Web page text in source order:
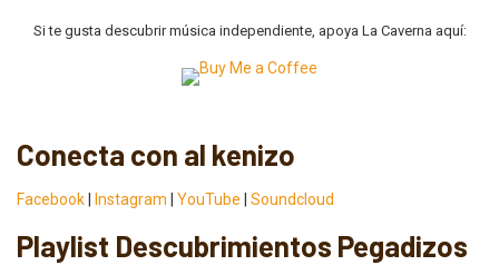
Si te gusta descubrir música independiente, apoya La Caverna aquí:
Conecta con al kenizo
Facebook Instagram YouTube Soundcloud
Playlist Descubrimientos Pegadizos